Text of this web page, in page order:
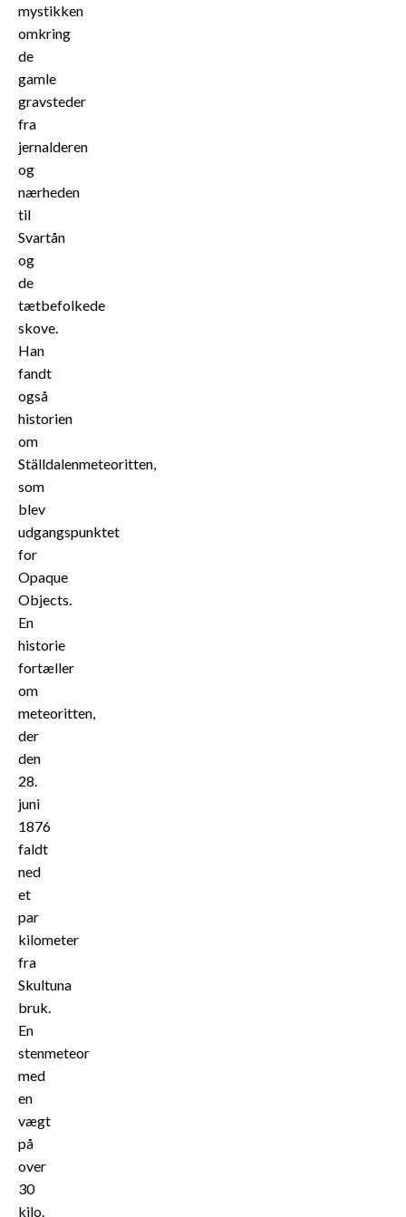
mystikken
omkring
de
gamle
gravsteder
fra
jernalderen
og
nærheden
til
Svartån
og
de
tætbefolkede
skove.
Han
fandt
også
historien
om
Ställdalenmeteoritten,
som
blev
udgangspunktet
for
Opaque
Objects.
En
historie
fortæller
om
meteoritten,
der
den
28.
juni
1876
faldt
ned
et
par
kilometer
fra
Skultuna
bruk.
En
stenmeteor
med
en
vægt
på
over
30
kilo.